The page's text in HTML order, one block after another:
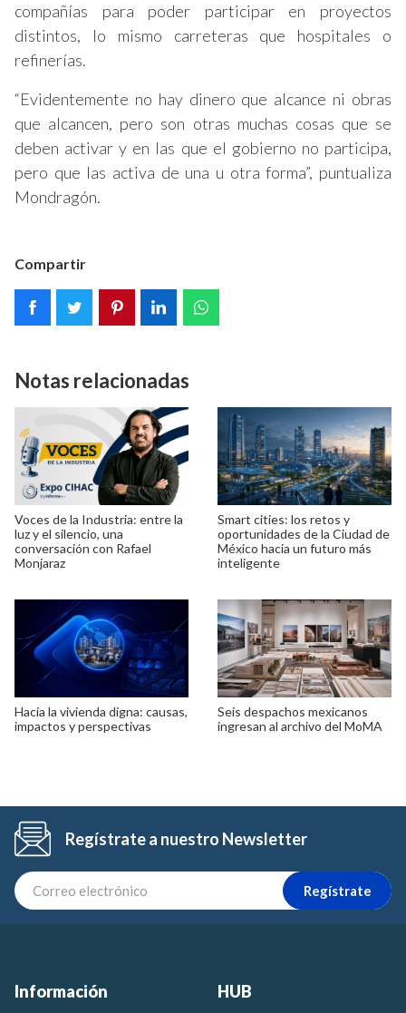
compañías para poder participar en proyectos
distintos, lo mismo carreteras que hospitales o
refinerías.
“Evidentemente no hay dinero que alcance ni obras
que alcancen, pero son otras muchas cosas que se
deben activar y en las que el gobierno no participa,
pero que las activa de una u otra forma”, puntualiza
Mondragón.
Compartir
Notas relacionadas
Voces de la Industria: entre la
luz y el silencio, una
conversación con Rafael
Monjaraz
Smart cities: los retos y
oportunidades de la Ciudad de
México hacia un futuro más
inteligente
Hacia la vivienda digna: causas,
impactos y perspectivas
Seis despachos mexicanos
ingresan al archivo del MoMA
Regístrate a nuestro Newsletter
Regístrate
Información HUB